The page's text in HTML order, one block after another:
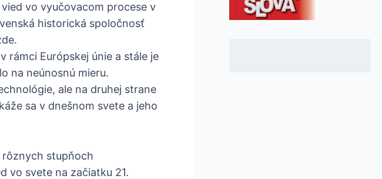
vo vyučovacom procese v
historická spoločnosť
rámci Európskej únie a stále je
na neúnosnú mieru.
ale na druhej strane
sa v dnešnom svete a jeho
rôznych stupňoch
vo svete na začiatku 21.